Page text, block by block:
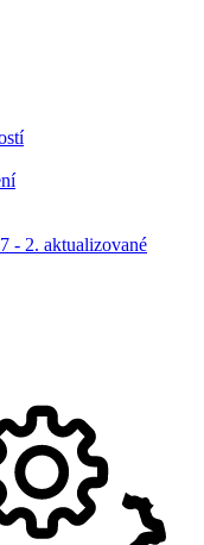
- 2. aktualizované